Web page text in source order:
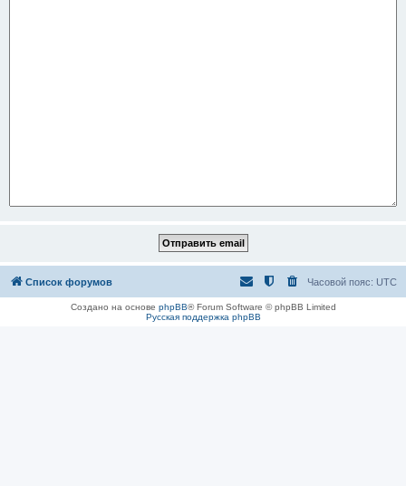
Список форумов Часовой пояс: UTC
Создано на основе phpBB® Forum Software © phpBB Limited
Русская поддержка phpBB